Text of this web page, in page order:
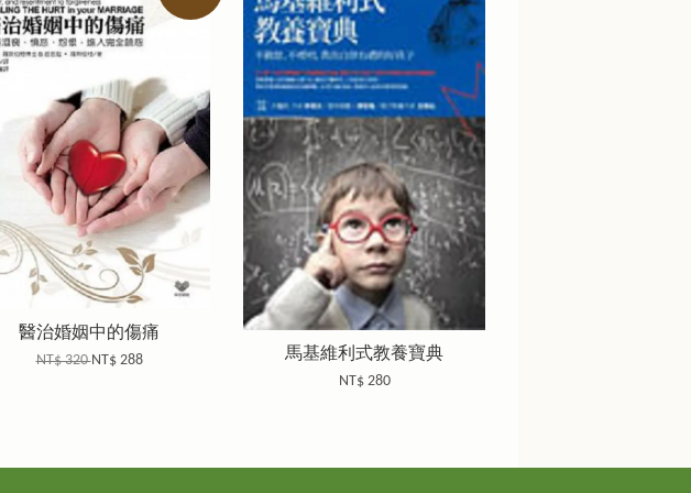
醫治婚姻中的傷痛
NT$ 320NT$ 288 馬基維利式教養寶典
NT$ 280